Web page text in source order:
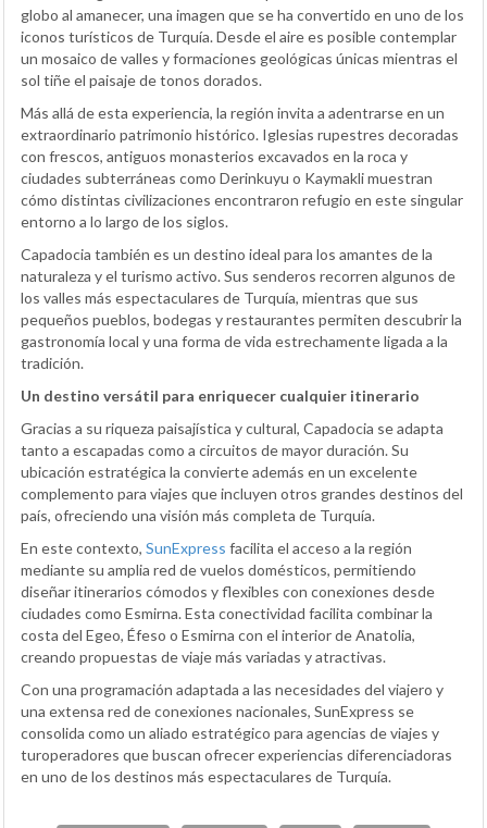
globo al amanecer, una imagen que se ha convertido en uno de los
iconos turísticos de Turquía. Desde el aire es posible contemplar
un mosaico de valles y formaciones geológicas únicas mientras el
sol tiñe el paisaje de tonos dorados.
Más allá de esta experiencia, la región invita a adentrarse en un
extraordinario patrimonio histórico. Iglesias rupestres decoradas
con frescos, antiguos monasterios excavados en la roca y
ciudades subterráneas como Derinkuyu o Kaymakli muestran
cómo distintas civilizaciones encontraron refugio en este singular
entorno a lo largo de los siglos.
Capadocia también es un destino ideal para los amantes de la
naturaleza y el turismo activo. Sus senderos recorren algunos de
los valles más espectaculares de Turquía, mientras que sus
pequeños pueblos, bodegas y restaurantes permiten descubrir la
gastronomía local y una forma de vida estrechamente ligada a la
tradición.
Un destino versátil para enriquecer cualquier itinerario
Gracias a su riqueza paisajística y cultural, Capadocia se adapta
tanto a escapadas como a circuitos de mayor duración. Su
ubicación estratégica la convierte además en un excelente
complemento para viajes que incluyen otros grandes destinos del
país, ofreciendo una visión más completa de Turquía.
En este contexto, SunExpress facilita el acceso a la región
mediante su amplia red de vuelos domésticos, permitiendo
diseñar itinerarios cómodos y flexibles con conexiones desde
ciudades como Esmirna. Esta conectividad facilita combinar la
costa del Egeo, Éfeso o Esmirna con el interior de Anatolia,
creando propuestas de viaje más variadas y atractivas.
Con una programación adaptada a las necesidades del viajero y
una extensa red de conexiones nacionales, SunExpress se
consolida como un aliado estratégico para agencias de viajes y
turoperadores que buscan ofrecer experiencias diferenciadoras
en uno de los destinos más espectaculares de Turquía.